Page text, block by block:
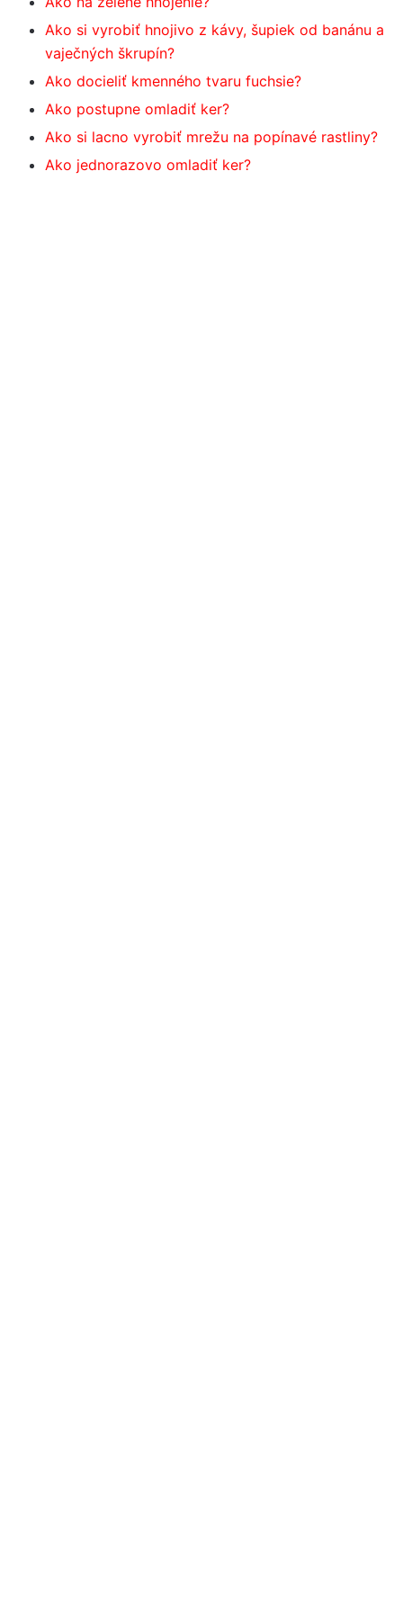
Ako si vyrobiť hnojivo z kávy, šupiek od banánu a
vaječných škrupín?
Ako docieliť kmenného tvaru fuchsie?
Ako postupne omladiť ker?
Ako si lacno vyrobiť mrežu na popínavé rastliny?
Ako jednorazovo omladiť ker?